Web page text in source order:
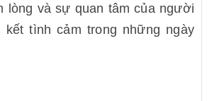
lòng và sự quan tâm của người
kết tình cảm trong những ngày